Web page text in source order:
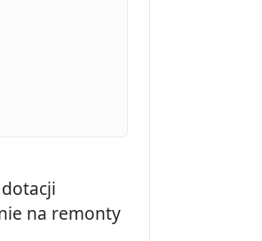
na remonty